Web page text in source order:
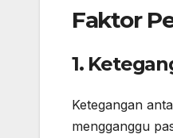
Faktor
1.
Ketegangan
mengganggu